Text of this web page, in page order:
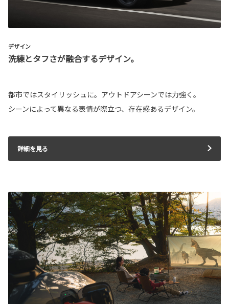
デザイン
洗練とタフさが融合するデザイン。
都市ではスタイリッシュに。アウトドアシーンでは力強く。
シーンによって異なる表情が際立つ、存在感あるデザイン。
詳細を見る